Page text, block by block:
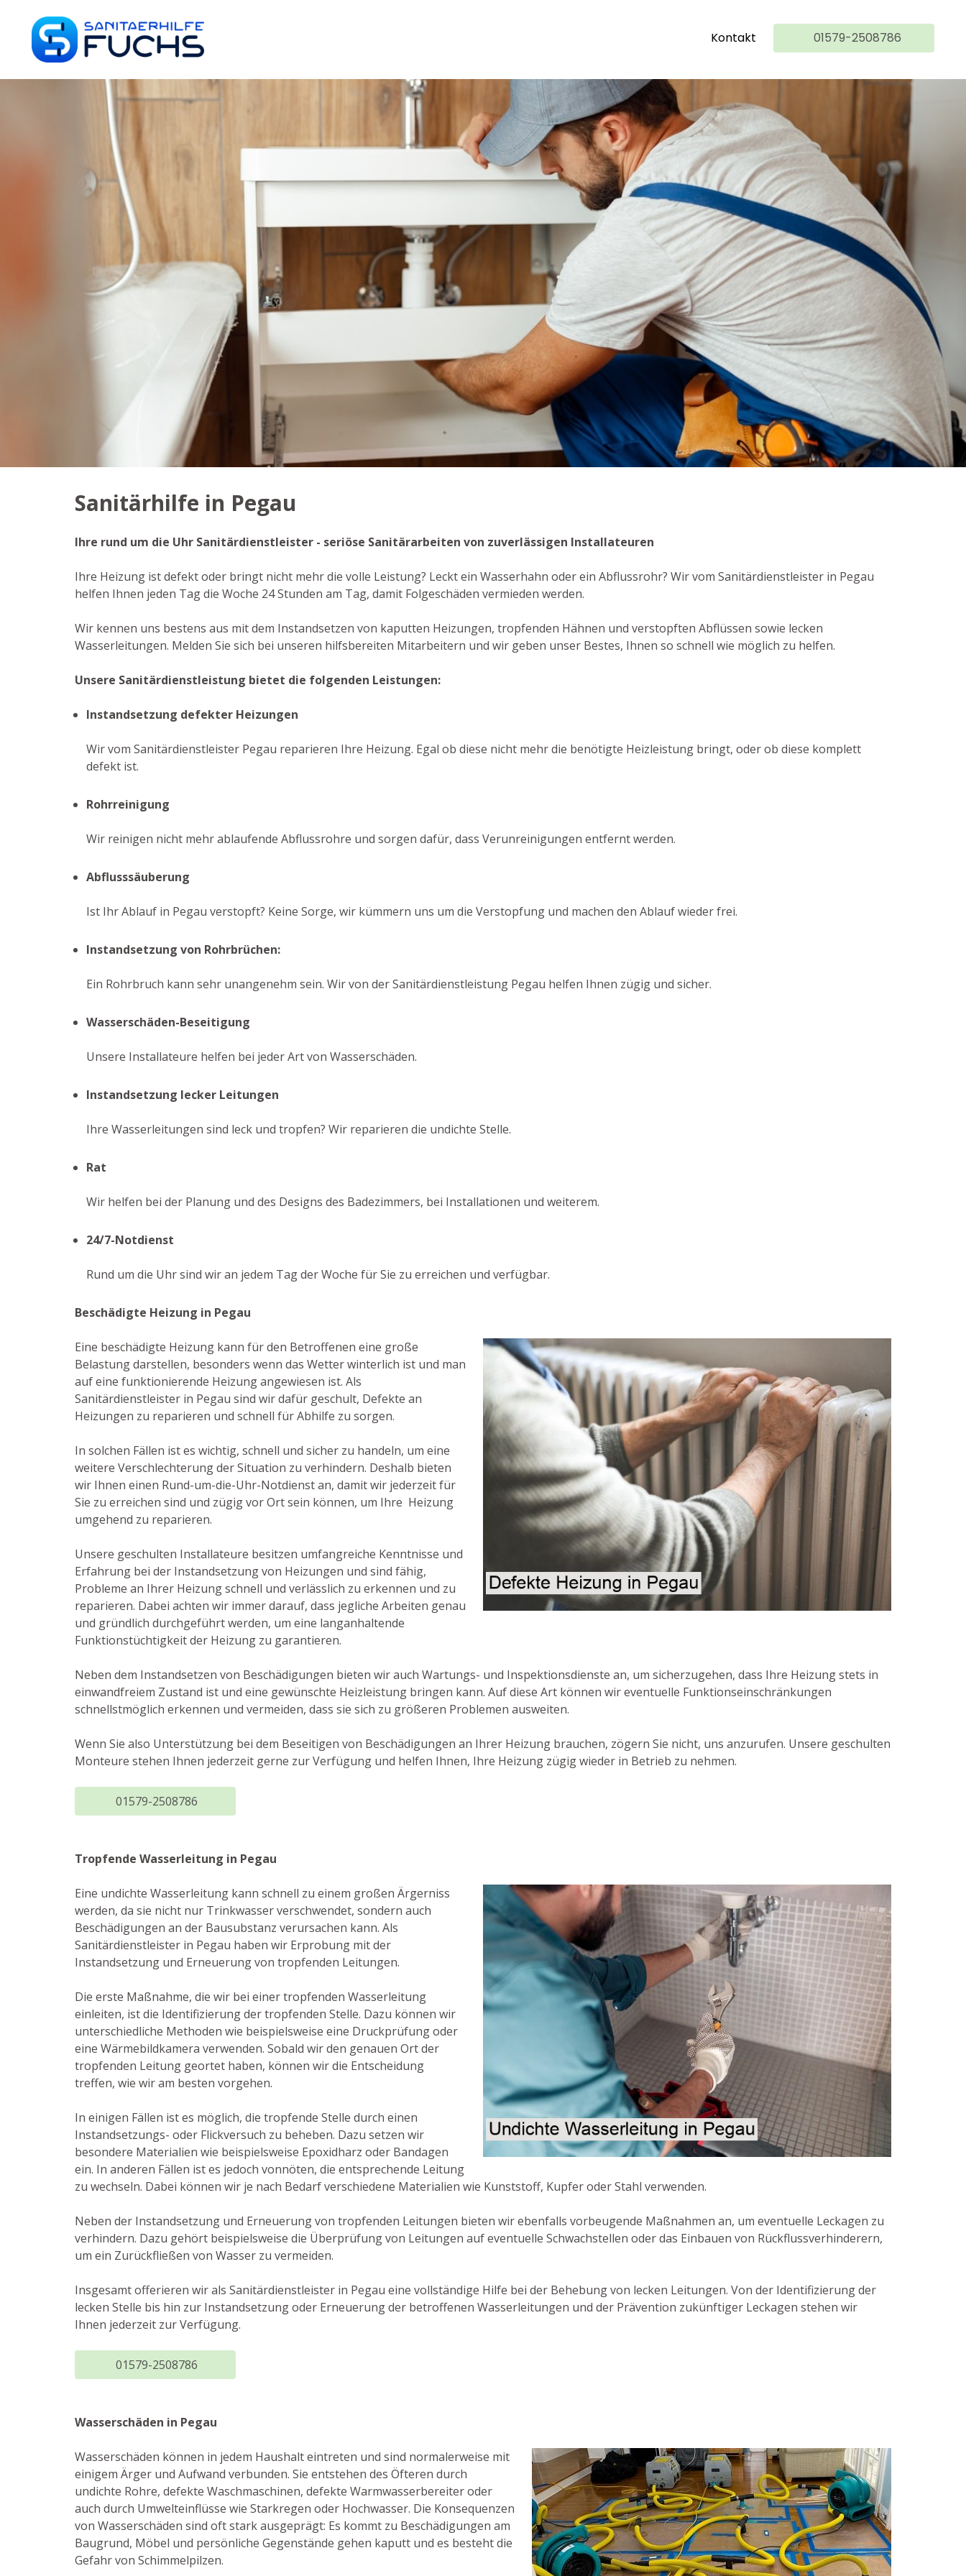
Kontakt 01579-2508786
Sanitärhilfe in Pegau
Ihre rund um die Uhr Sanitärdienstleister - seriöse Sanitärarbeiten von zuverlässigen Installateuren
Ihre Heizung ist defekt oder bringt nicht mehr die volle Leistung? Leckt ein Wasserhahn oder ein Abflussrohr? Wir vom Sanitärdienstleister in Pegau
helfen Ihnen jeden Tag die Woche 24 Stunden am Tag, damit Folgeschäden vermieden werden.
Wir kennen uns bestens aus mit dem Instandsetzen von kaputten Heizungen, tropfenden Hähnen und verstopften Abflüssen sowie lecken
Wasserleitungen. Melden Sie sich bei unseren hilfsbereiten Mitarbeitern und wir geben unser Bestes, Ihnen so schnell wie möglich zu helfen.
Unsere Sanitärdienstleistung bietet die folgenden Leistungen:
Instandsetzung defekter Heizungen
Wir vom Sanitärdienstleister Pegau reparieren Ihre Heizung. Egal ob diese nicht mehr die benötigte Heizleistung bringt, oder ob diese komplett
defekt ist.
Rohrreinigung
Wir reinigen nicht mehr ablaufende Abflussrohre und sorgen dafür, dass Verunreinigungen entfernt werden.
Abflusssäuberung
Ist Ihr Ablauf in Pegau verstopft? Keine Sorge, wir kümmern uns um die Verstopfung und machen den Ablauf wieder frei.
Instandsetzung von Rohrbrüchen:
Ein Rohrbruch kann sehr unangenehm sein. Wir von der Sanitärdienstleistung Pegau helfen Ihnen zügig und sicher.
Wasserschäden-Beseitigung
Unsere Installateure helfen bei jeder Art von Wasserschäden.
Instandsetzung lecker Leitungen
Ihre Wasserleitungen sind leck und tropfen? Wir reparieren die undichte Stelle.
Rat
Wir helfen bei der Planung und des Designs des Badezimmers, bei Installationen und weiterem.
24/7-Notdienst
Rund um die Uhr sind wir an jedem Tag der Woche für Sie zu erreichen und verfügbar.
Beschädigte Heizung in Pegau
Eine beschädigte Heizung kann für den Betroffenen eine große
Belastung darstellen, besonders wenn das Wetter winterlich ist und man
auf eine funktionierende Heizung angewiesen ist. Als
Sanitärdienstleister in Pegau sind wir dafür geschult, Defekte an
Heizungen zu reparieren und schnell für Abhilfe zu sorgen.
In solchen Fällen ist es wichtig, schnell und sicher zu handeln, um eine
weitere Verschlechterung der Situation zu verhindern. Deshalb bieten
wir Ihnen einen Rund-um-die-Uhr-Notdienst an, damit wir jederzeit für
Sie zu erreichen sind und zügig vor Ort sein können, um Ihre Heizung
umgehend zu reparieren.
Unsere geschulten Installateure besitzen umfangreiche Kenntnisse und
Erfahrung bei der Instandsetzung von Heizungen und sind fähig,
Probleme an Ihrer Heizung schnell und verlässlich zu erkennen und zu
reparieren. Dabei achten wir immer darauf, dass jegliche Arbeiten genau
und gründlich durchgeführt werden, um eine langanhaltende
Funktionstüchtigkeit der Heizung zu garantieren.
Neben dem Instandsetzen von Beschädigungen bieten wir auch Wartungs- und Inspektionsdienste an, um sicherzugehen, dass Ihre Heizung stets in
einwandfreiem Zustand ist und eine gewünschte Heizleistung bringen kann. Auf diese Art können wir eventuelle Funktionseinschränkungen
schnellstmöglich erkennen und vermeiden, dass sie sich zu größeren Problemen ausweiten.
Wenn Sie also Unterstützung bei dem Beseitigen von Beschädigungen an Ihrer Heizung brauchen, zögern Sie nicht, uns anzurufen. Unsere geschulten
Monteure stehen Ihnen jederzeit gerne zur Verfügung und helfen Ihnen, Ihre Heizung zügig wieder in Betrieb zu nehmen.
01579-2508786
Tropfende Wasserleitung in Pegau
Eine undichte Wasserleitung kann schnell zu einem großen Ärgerniss
werden, da sie nicht nur Trinkwasser verschwendet, sondern auch
Beschädigungen an der Bausubstanz verursachen kann. Als
Sanitärdienstleister in Pegau haben wir Erprobung mit der
Instandsetzung und Erneuerung von tropfenden Leitungen.
Die erste Maßnahme, die wir bei einer tropfenden Wasserleitung
einleiten, ist die Identifizierung der tropfenden Stelle. Dazu können wir
unterschiedliche Methoden wie beispielsweise eine Druckprüfung oder
eine Wärmebildkamera verwenden. Sobald wir den genauen Ort der
tropfenden Leitung geortet haben, können wir die Entscheidung
treffen, wie wir am besten vorgehen.
In einigen Fällen ist es möglich, die tropfende Stelle durch einen
Instandsetzungs- oder Flickversuch zu beheben. Dazu setzen wir
besondere Materialien wie beispielsweise Epoxidharz oder Bandagen
ein. In anderen Fällen ist es jedoch vonnöten, die entsprechende Leitung
zu wechseln. Dabei können wir je nach Bedarf verschiedene Materialien wie Kunststoff, Kupfer oder Stahl verwenden.
Neben der Instandsetzung und Erneuerung von tropfenden Leitungen bieten wir ebenfalls vorbeugende Maßnahmen an, um eventuelle Leckagen zu
verhindern. Dazu gehört beispielsweise die Überprüfung von Leitungen auf eventuelle Schwachstellen oder das Einbauen von Rückflussverhinderern,
um ein Zurückfließen von Wasser zu vermeiden.
Insgesamt offerieren wir als Sanitärdienstleister in Pegau eine vollständige Hilfe bei der Behebung von lecken Leitungen. Von der Identifizierung der
lecken Stelle bis hin zur Instandsetzung oder Erneuerung der betroffenen Wasserleitungen und der Prävention zukünftiger Leckagen stehen wir
Ihnen jederzeit zur Verfügung.
01579-2508786
Wasserschäden in Pegau
Wasserschäden können in jedem Haushalt eintreten und sind normalerweise mit
einigem Ärger und Aufwand verbunden. Sie entstehen des Öfteren durch
undichte Rohre, defekte Waschmaschinen, defekte Warmwasserbereiter oder
auch durch Umwelteinflüsse wie Starkregen oder Hochwasser. Die Konsequenzen
von Wasserschäden sind oft stark ausgeprägt: Es kommt zu Beschädigungen am
Baugrund, Möbel und persönliche Gegenstände gehen kaputt und es besteht die
Gefahr von Schimmelpilzen.